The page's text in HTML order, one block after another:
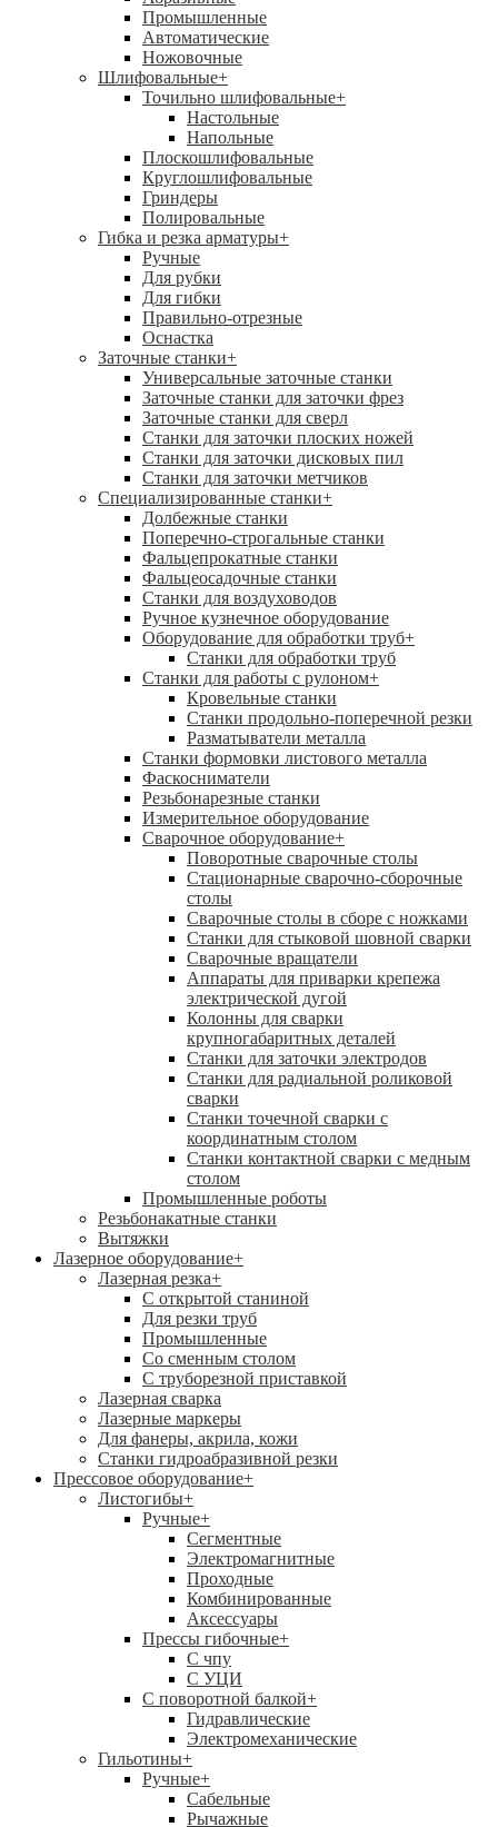
Промышленные
Автоматические
Ножовочные
Шлифовальные+
Точильно шлифовальные+
Настольные
Напольные
Плоскошлифовальные
Круглошлифовальные
Гриндеры
Полировальные
Гибка и резка арматуры+
Ручные
Для рубки
Для гибки
Правильно-отрезные
Оснастка
Заточные станки+
Универсальные заточные станки
Заточные станки для заточки фрез
Заточные станки для сверл
Станки для заточки плоских ножей
Станки для заточки дисковых пил
Станки для заточки метчиков
Специализированные станки+
Долбежные станки
Поперечно-строгальные станки
Фальцепрокатные станки
Фальцеосадочные станки
Станки для воздуховодов
Ручное кузнечное оборудование
Оборудование для обработки труб+
Станки для обработки труб
Станки для работы с рулоном+
Кровельные станки
Станки продольно-поперечной резки
Разматыватели металла
Станки формовки листового металла
Фаскосниматели
Резьбонарезные станки
Измерительное оборудование
Сварочное оборудование+
Поворотные сварочные столы
Стационарные сварочно-сборочные
столы
Сварочные столы в сборе с ножками
Станки для стыковой шовной сварки
Сварочные вращатели
Аппараты для приварки крепежа
электрической дугой
Колонны для сварки
крупногабаритных деталей
Станки для заточки электродов
Станки для радиальной роликовой
сварки
Станки точечной сварки с
координатным столом
Станки контактной сварки с медным
столом
Промышленные роботы
Резьбонакатные станки
Вытяжки
Лазерное оборудование+
Лазерная резка+
С открытой станиной
Для резки труб
Промышленные
Со сменным столом
С труборезной приставкой
Лазерная сварка
Лазерные маркеры
Для фанеры, акрила, кожи
Станки гидроабразивной резки
Прессовое оборудование+
Листогибы+
Ручные+
Сегментные
Электромагнитные
Проходные
Комбинированные
Аксессуары
Прессы гибочные+
C чпу
С УЦИ
С поворотной балкой+
Гидравлические
Электромеханические
Гильотины+
Ручные+
Сабельные
Рычажные